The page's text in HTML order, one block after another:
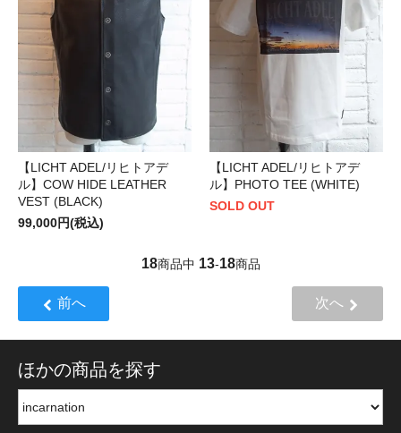
【LICHT ADEL/リヒトアデ
ル】COW HIDE LEATHER
VEST (BLACK)
99,000円(税込)
【LICHT ADEL/リヒトアデ
ル】PHOTO TEE (WHITE)
SOLD OUT
18商品中 13-18商品
前へ 次へ
ほかの商品を探す